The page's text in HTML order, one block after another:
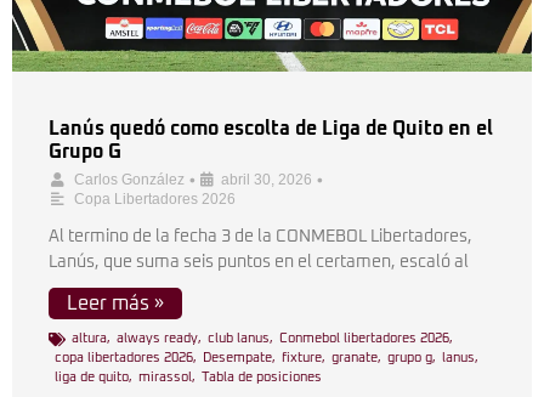
Lanús quedó como escolta de Liga de Quito en el
Grupo G
Carlos González • abril 30, 2026 •
Copa Libertadores 2026
Al termino de la fecha 3 de la CONMEBOL Libertadores,
Lanús, que suma seis puntos en el certamen, escaló al
Leer más »
altura, always ready, club lanus, Conmebol libertadores 2026,
copa libertadores 2026, Desempate, fixture, granate, grupo g, lanus,
liga de quito, mirassol , Tabla de posiciones